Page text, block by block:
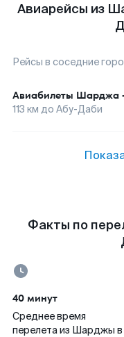
Авиарейсы из
Рейсы в соседние
Авиабилеты Шарджа
113 км до Абу-Даби
Факты по
40 минут
Среднее время
перелета из Шарджы в